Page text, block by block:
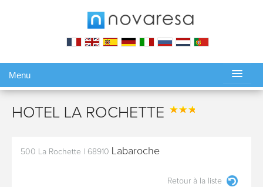
Menu
HOTEL LA ROCHETTE
500 La Rochette 68910 Labaroche
Retour à la liste